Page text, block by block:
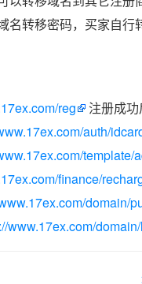
名转移密码，买家自行
reg
注册成
auth/
template/
finance/
domain/
www.17ex.com/